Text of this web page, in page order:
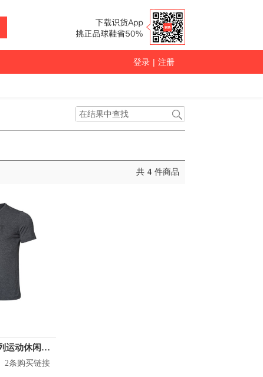
登录 | 注册
共 4 件商品
Li Ning 训练系列运动休闲短袖T恤 ATSP077
2条购买链接